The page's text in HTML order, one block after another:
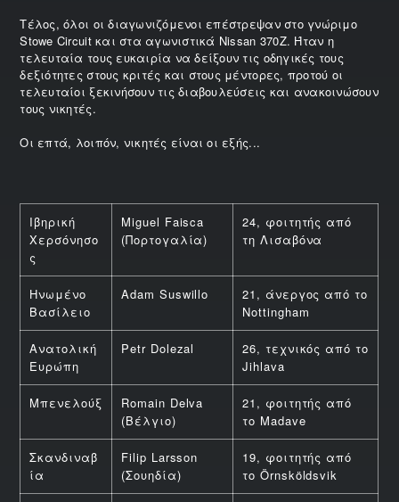
Τέλος, όλοι οι διαγωνιζόμενοι επέστρεψαν στο γνώριμο
Stowe Circuit και στα αγωνιστικά Nissan 370Z. Ήταν η
τελευταία τους ευκαιρία να δείξουν τις οδηγικές τους
δεξιότητες στους κριτές και στους μέντορες, προτού οι
τελευταίοι ξεκινήσουν τις διαβουλεύσεις και ανακοινώσουν
τους νικητές.
Οι επτά, λοιπόν, νικητές είναι οι εξής...
Ιβηρική
Χερσόνησο
ς
Miguel Faisca
(Πορτογαλία)
24, φοιτητής από
τη Λισαβόνα
Ηνωμένο
Βασίλειο
Adam Suswillo
21, άνεργος από το
Nottingham
Ανατολική
Ευρώπη
Petr Dolezal
26, τεχνικός από το
Jihlava
Μπενελούξ
Romain Delva
(Βέλγιο)
21, φοιτητής από
το Madave
Σκανδιναβ
ία
Filip Larsson
(Σουηδία)
19, φοιτητής από
το Örnsköldsvik